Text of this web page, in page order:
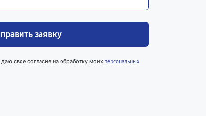
заявку
свое согласие на обработку моих персональных